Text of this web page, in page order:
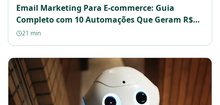
Email Marketing Para E-commerce: Guia
Completo com 10 Automações Que Geram R$42
Para Cada R$1
21 min